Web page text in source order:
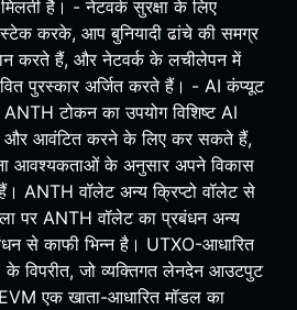
है। - नेटवर्क सुरक्षा के लिए
करके, आप बुनियादी ढांचे की समग्र
करते हैं, और नेटवर्क के लचीलेपन में
पुरस्कार अर्जित करते हैं। - AI कंप्यूट
टोकन का उपयोग विशिष्ट AI
और आवंटित करने के लिए कर सकते हैं,
आवश्यकताओं के अनुसार अपने विकास
ANTH वॉलेट अन्य क्रिप्टो वॉलेट से
पर ANTH वॉलेट का प्रबंधन अन्य
से काफी भिन्न है। UTXO-आधारित
विपरीत, जो व्यक्तिगत लेनदेन आउटपुट
एक खाता-आधारित मॉडल का